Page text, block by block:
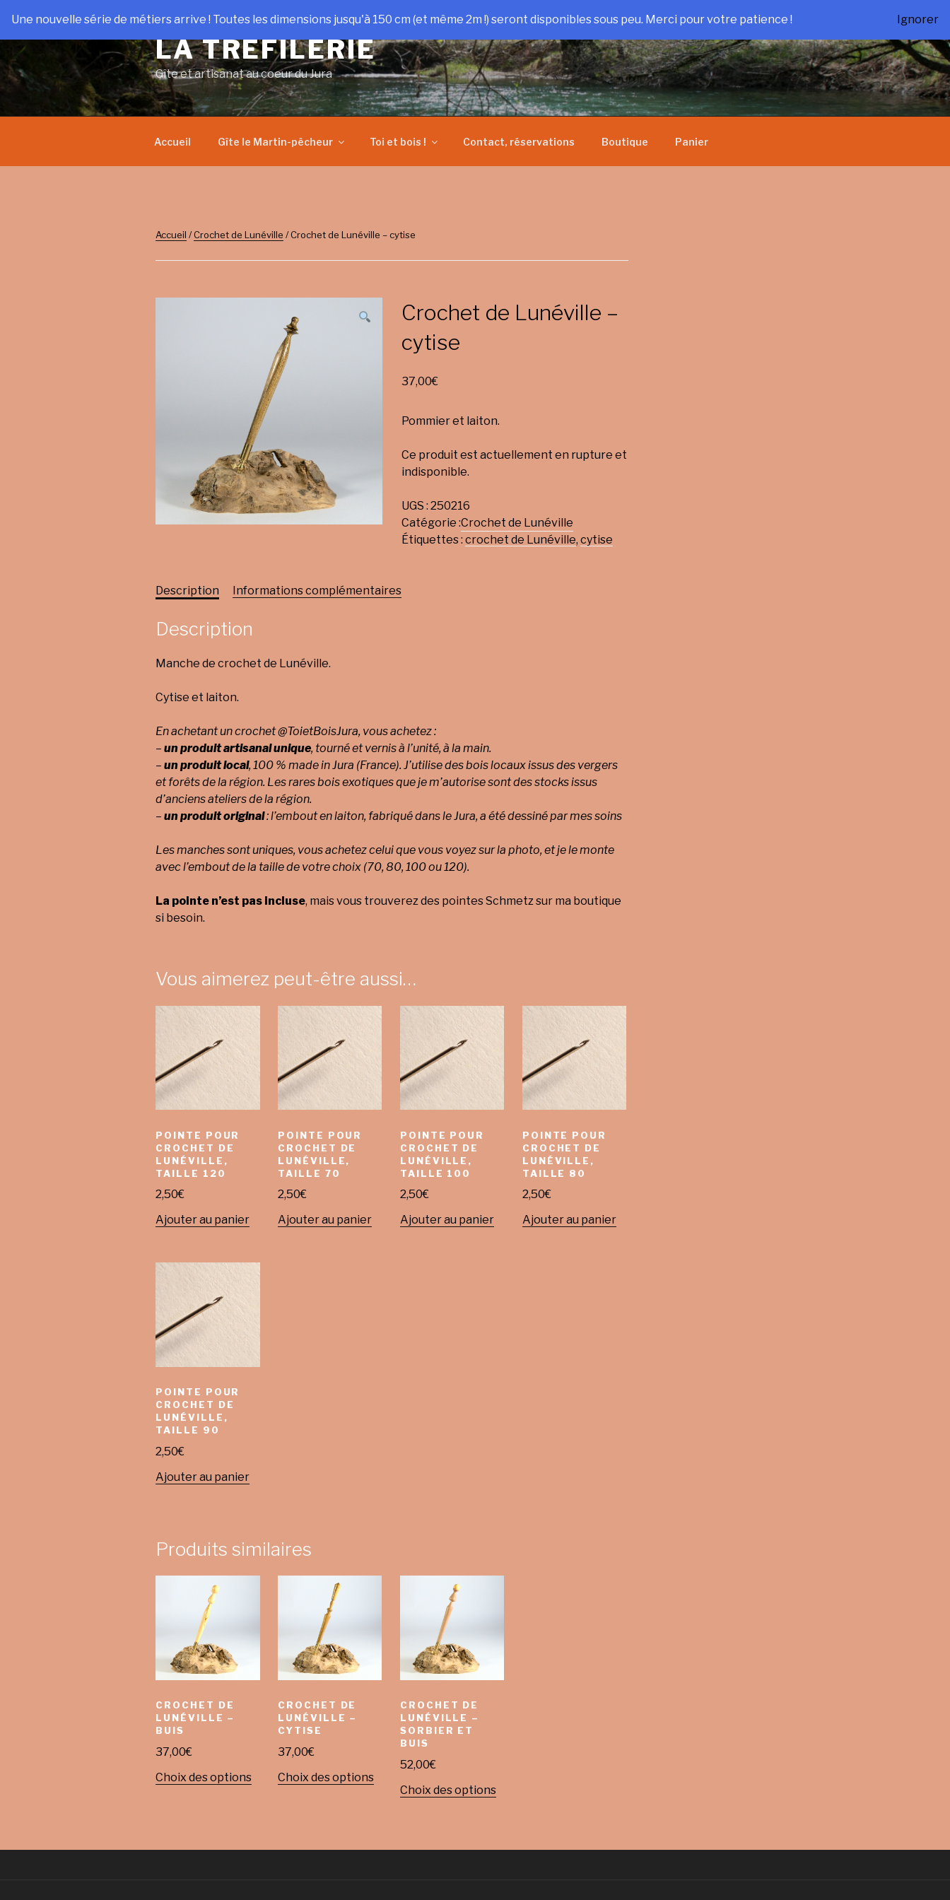
contenu
principal
LA TRÉFILERIE
Gîte et artisanat au coeur du Jura
Accueil Gîte le Martin-pêcheur Toi et bois ! Contact, réservations Boutique Panier
Accueil /Crochet de Lunéville / Crochet de Lunéville – cytise
Crochet de Lunéville –
cytise
37,00€
Pommier et laiton.
Ce produit est actuellement en rupture et
indisponible.
UGS : 250216
Catégorie :Crochet de Lunéville
Étiquettes : crochet de Lunéville, cytise
Description Informations complémentaires
Description
Manche de crochet de Lunéville.
Cytise et laiton.
En achetant un crochet @ToietBoisJura, vous achetez :
– un produit artisanal unique, tourné et vernis à l’unité, à la main.
– un produit local, 100 % made in Jura (France). J’utilise des bois locaux issus des vergers
et forêts de la région. Les rares bois exotiques que je m’autorise sont des stocks issus
d’anciens ateliers de la région.
– un produit original: l’embout en laiton, fabriqué dans le Jura, a été dessiné par mes soins
Les manches sont uniques, vous achetez celui que vous voyez sur la photo, et je le monte
avec l’embout de la taille de votre choix (70, 80, 100 ou 120).
La pointe n’est pas incluse, mais vous trouverez des pointes Schmetz sur ma boutique
si besoin.
Vous aimerez peut-être aussi…
POINTE POUR
CROCHET DE
LUNÉVILLE,
TAILLE 120
2,50€
Ajouter au panier
POINTE POUR
CROCHET DE
LUNÉVILLE,
TAILLE 70
2,50€
Ajouter au panier
POINTE POUR
CROCHET DE
LUNÉVILLE,
TAILLE 100
2,50€
Ajouter au panier
POINTE POUR
CROCHET DE
LUNÉVILLE,
TAILLE 80
2,50€
Ajouter au panier
POINTE POUR
CROCHET DE
LUNÉVILLE,
TAILLE 90
2,50€
Ajouter au panier
Produits similaires
CROCHET DE
LUNÉVILLE –
BUIS
37,00€
Choix des options
CROCHET DE
LUNÉVILLE –
CYTISE
37,00€
Choix des options
CROCHET DE
LUNÉVILLE –
SORBIER ET
BUIS
52,00€
Choix des options
Une nouvelle série de métiers arrive ! Toutes les dimensions jusqu'à 150 cm (et même 2m !) seront disponibles sous peu. Merci pour votre patience ! Ignorer